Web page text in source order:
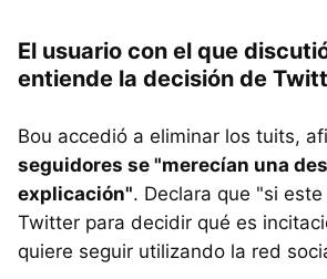
El usuario con el que
entiende la decisión de
Bou accedió a eliminar los tuits,
seguidores se "merecían una
explicación". Declara que "si
Twitter para decidir qué es
quiere seguir utilizando la red